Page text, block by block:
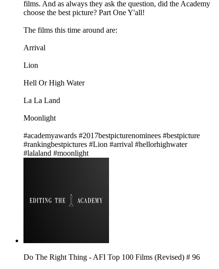
films. And as always they ask the question, did the Academy
choose the best picture? Part One Y'all!
The films this time around are:
Arrival
Lion
Hell Or High Water
La La Land
Moonlight
#academyawards #2017bestpicturenominees #bestpicture
#rankingbestpictures #Lion #arrival #hellorhighwater
#lalaland #moonlight
Do The Right Thing - AFI Top 100 Films (Revised) # 96